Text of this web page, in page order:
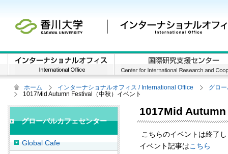
ホーム インターナショナルオフィス / International Office
グロ
1017Mid Autumn Festival（中秋）イベント
1017Mid
こちらのイベントは終了
イベント記事はこちら
グローバルカフェセンター
Global Cafe